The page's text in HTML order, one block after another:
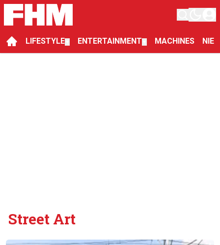
LIFESTYLE ENTERTAINMENT MACHINES
Street Art